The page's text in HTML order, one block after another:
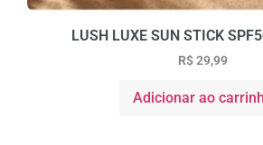
LUSH LUXE SUN STICK
R$29,99
Adicionar ao